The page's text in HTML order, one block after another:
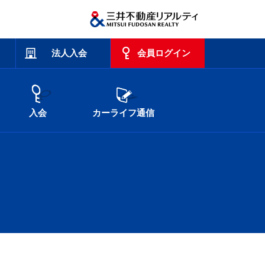
法人入会 会員ログイン
入会 カーライフ通信